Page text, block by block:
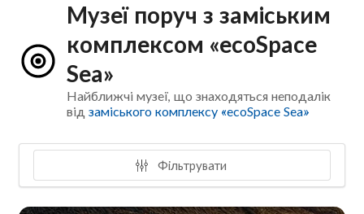
Музеї поруч з заміським
комплексом «ecoSpace
Sea»
Найближчі музеї, що знаходяться неподалік
відзаміського комплексу «ecoSpace Sea»
Фільтрувати